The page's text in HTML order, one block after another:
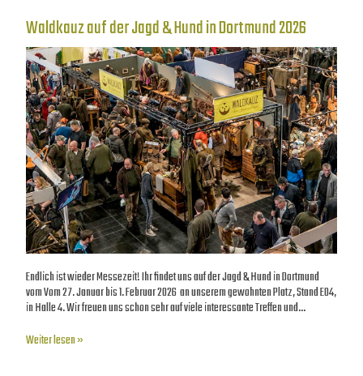
Waldkauz auf der Jagd & Hund in Dortmund 2026
Endlich ist wieder Messezeit! Ihr findet uns auf der Jagd & Hund in Dortmund
vom Vom 27. Januar bis 1. Februar 2026 an unserem gewohnten Platz, Stand E04,
in Halle 4. Wir freuen uns schon sehr auf viele interessante Treffen und…
Weiter lesen »